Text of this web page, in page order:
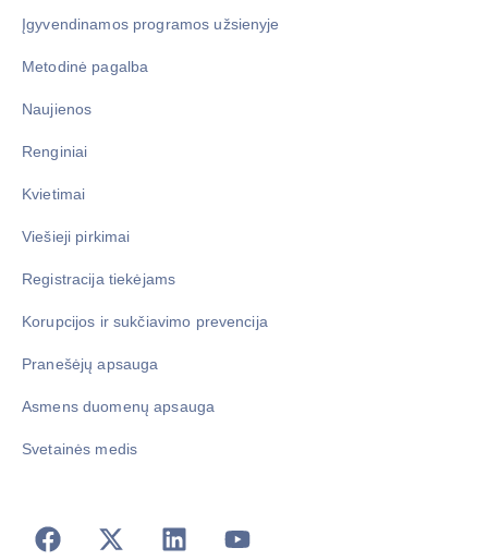
Įgyvendinamos programos užsienyje
Metodinė pagalba
Naujienos
Renginiai
Kvietimai
Viešieji pirkimai
Registracija tiekėjams
Korupcijos ir sukčiavimo prevencija
Pranešėjų apsauga
Asmens duomenų apsauga
Svetainės medis